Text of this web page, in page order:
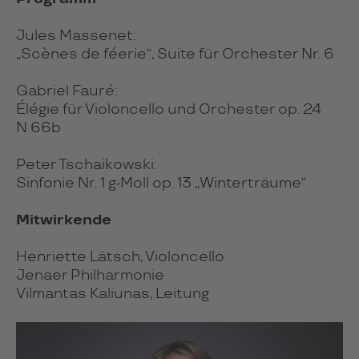
Jules Massenet:
„Scènes de féerie“, Suite für Orchester Nr. 6
Gabriel Fauré:
Élégie für Violoncello und Orchester op. 24
N 66b
Peter Tschaikowski:
Sinfonie Nr. 1 g-Moll op. 13 „Winterträume“
Mitwirkende
Henriette Lätsch, Violoncello
Jenaer Philharmonie
Vilmantas Kaliunas, Leitung